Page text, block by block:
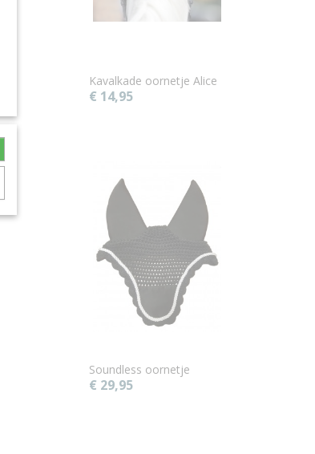
Kavalkade oornetje Alice
€ 14,95
Soundless oornetje
€ 29,95